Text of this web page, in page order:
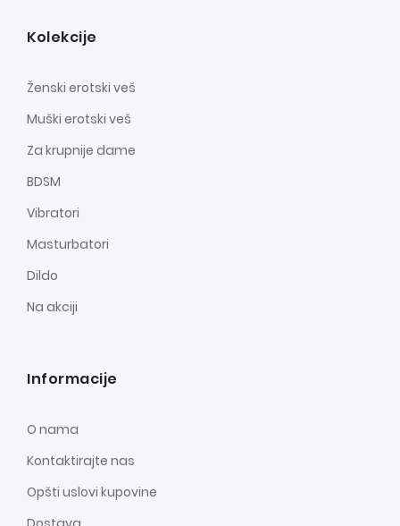
Kolekcije
Ženski erotski veš
Muški erotski veš
Za krupnije dame
BDSM
Vibratori
Masturbatori
Dildo
Na akciji
Informacije
O nama
Kontaktirajte nas
Opšti uslovi kupovine